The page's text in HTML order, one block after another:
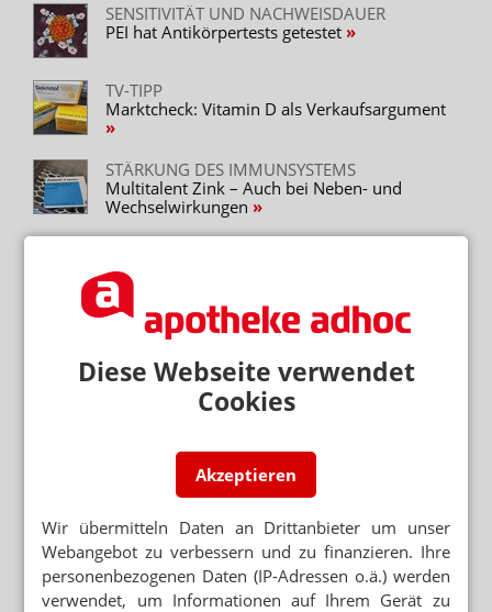
Diese Webseite verwendet
Cookies
Akzeptieren
Wir übermitteln Daten an Drittanbieter um unser
Webangebot zu verbessern und zu finanzieren. Ihre
personenbezogenen Daten (IP-Adressen o.ä.) werden
verwendet, um Informationen auf Ihrem Gerät zu
SENSITIVITÄT UND NACHWEISDAUER
PEI hat Antikörpertests getestet
TV-TIPP
Marktcheck: Vitamin D als Verkaufsargument
STÄRKUNG DES IMMUNSYSTEMS
Multitalent Zink – Auch bei Neben- und
Wechselwirkungen
Immungum: Vitamin D zum Kauen
PILOTPROJEKT IN HESSEN
Apotheke testet Antikörpertests
BMG PRÜFT KOSTENÜBERNAHME
MICROARRAY-SCHNELLTEST
Dreifacher Antikörpernachweis in vier
Minuten
NACHWEIS BISLANG NUR PER PCR
Genesene: Stiko akzeptiert Antikörpertest